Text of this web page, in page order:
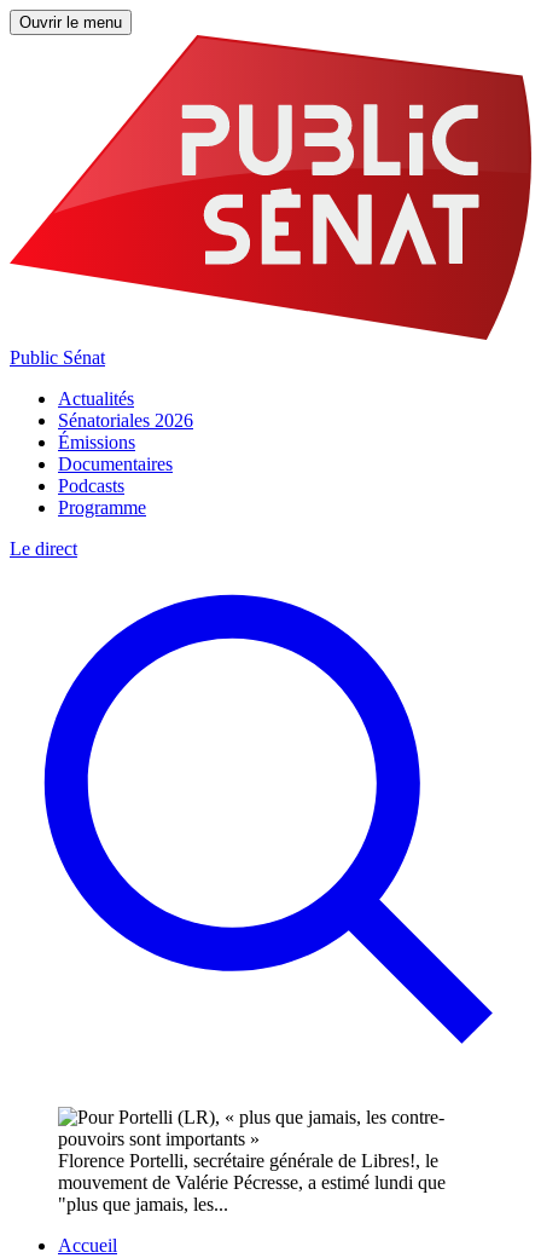
Ouvrir le menu
Public Sénat
Actualités
Sénatoriales 2026
Émissions
Documentaires
Podcasts
Programme
Le direct
Florence Portelli, secrétaire générale de Libres!, le
mouvement de Valérie Pécresse, a estimé lundi que
"plus que jamais, les...
Accueil